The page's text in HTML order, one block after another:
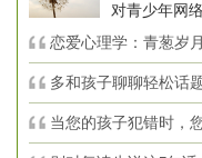
对青少年网
恋爱心理学：青葱岁
多和孩子聊聊轻松话
当您的孩子犯错时，